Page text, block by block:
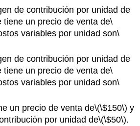
de contribución por unidad de
tiene un precio de venta de\
variables por unidad son\
de contribución por unidad de
tiene un precio de venta de\
variables por unidad son\
un precio de venta de\(\$150\) y
por unidad de\(\$50\).